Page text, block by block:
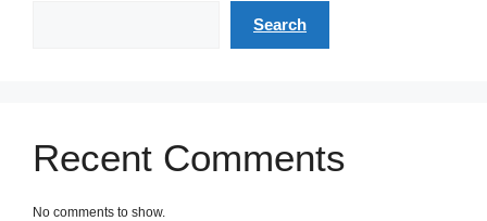
Search
Recent Comments
No comments to show.